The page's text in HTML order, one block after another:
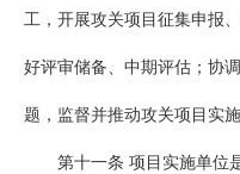
工，开展攻关项目征集申报
好评审储备、中期评估；协
题，监督并推动攻关项目实施
第十一条 项目实施单位